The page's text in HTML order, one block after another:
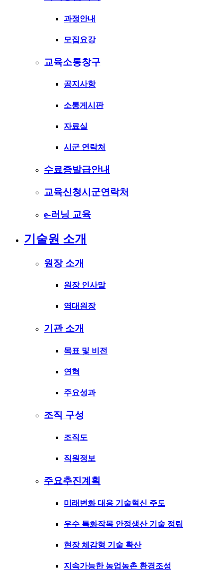
과정안내
모집요강
교육소통창구
공지사항
소통게시판
자료실
시군 연락처
수료증발급안내
교육신청시군연락처
e-러닝 교육
기술원 소개
원장 소개
원장 인사말
역대원장
기관 소개
목표 및 비전
연혁
주요성과
조직 구성
조직도
직원정보
주요추진계획
미래변화 대응 기술혁신 주도
우수 특화작목 안정생산 기술 정립
현장 체감형 기술 확산
지속가능한 농업농촌 환경조성